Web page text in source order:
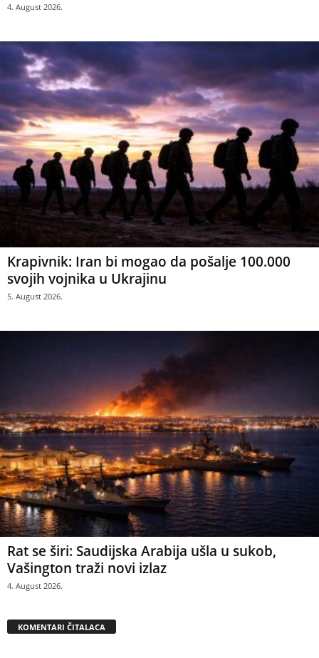
4. August 2026.
Krapivnik: Iran bi mogao da pošalje 100.000
svojih vojnika u Ukrajinu
5. August 2026.
Rat se širi: Saudijska Arabija ušla u sukob,
Vašington traži novi izlaz
4. August 2026.
KOMENTARI ČITALACA